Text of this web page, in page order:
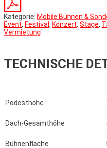
Kategorie: Mobile Bühnen &
Event, Festival , Konzert, Stage,
Vermietung
TECHNISCHE
Podesthöhe
Dach-Gesamthöhe
Bühnenfläche